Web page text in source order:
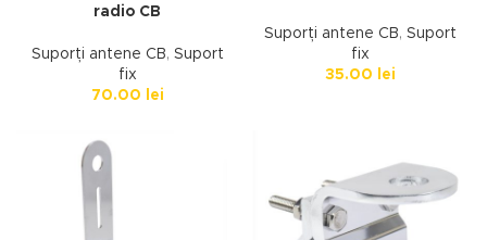
radio CB
Suporți antene CB, Suport
fix
70.00
lei
Suporți antene CB, Suport
fix
35.00
lei